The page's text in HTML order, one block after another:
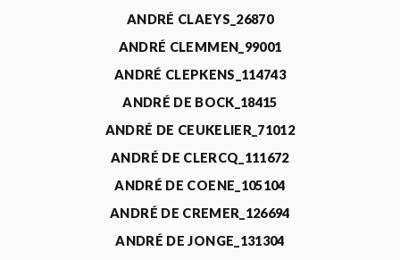
ANDRÉ CLAEYS_26870
ANDRÉ CLEMMEN_99001
ANDRÉ CLEPKENS_114743
ANDRÉ DE BOCK_18415
ANDRÉ DE CEUKELIER_71012
ANDRÉ DE CLERCQ_111672
ANDRÉ DE COENE_105104
ANDRÉ DE CREMER_126694
ANDRÉ DE JONGE_131304